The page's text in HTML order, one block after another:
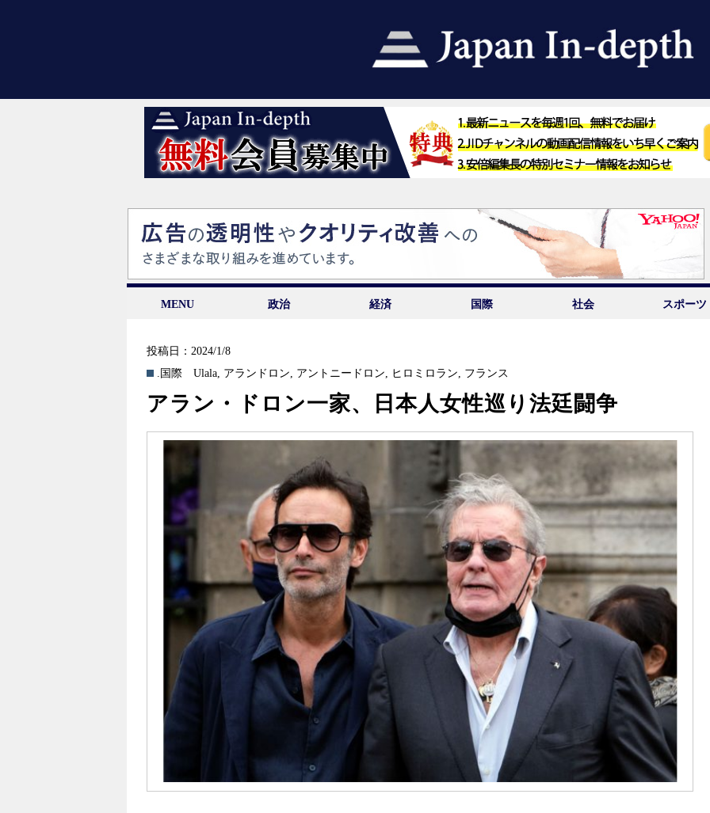
MENU 政治 経済 国際 社会 スポーツ
投稿日：2024/1/8
.国際
Ulala, アランドロン, アントニードロン, ヒロミロラン, フランス
アラン・ドロン一家、日本人女性巡り法廷闘争